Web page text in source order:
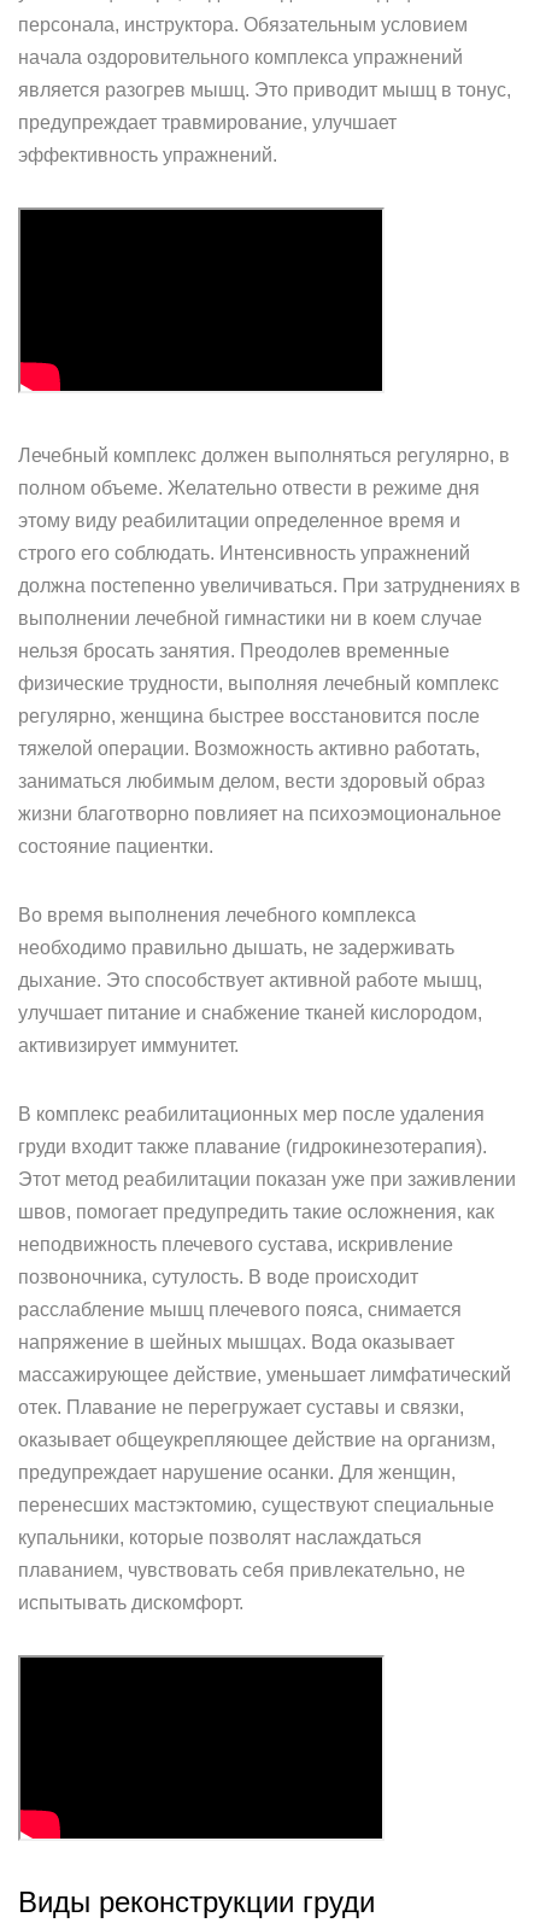
персонала, инструктора. Обязательным условием
начала оздоровительного комплекса упражнений
является разогрев мышц. Это приводит мышц в тонус,
предупреждает травмирование, улучшает
эффективность упражнений.
Лечебный комплекс должен выполняться регулярно, в
полном объеме. Желательно отвести в режиме дня
этому виду реабилитации определенное время и
строго его соблюдать. Интенсивность упражнений
должна постепенно увеличиваться. При затруднениях в
выполнении лечебной гимнастики ни в коем случае
нельзя бросать занятия. Преодолев временные
физические трудности, выполняя лечебный комплекс
регулярно, женщина быстрее восстановится после
тяжелой операции. Возможность активно работать,
заниматься любимым делом, вести здоровый образ
жизни благотворно повлияет на психоэмоциональное
состояние пациентки.
Во время выполнения лечебного комплекса
необходимо правильно дышать, не задерживать
дыхание. Это способствует активной работе мышц,
улучшает питание и снабжение тканей кислородом,
активизирует иммунитет.
В комплекс реабилитационных мер после удаления
груди входит также плавание (гидрокинезотерапия).
Этот метод реабилитации показан уже при заживлении
швов, помогает предупредить такие осложнения, как
неподвижность плечевого сустава, искривление
позвоночника, сутулость. В воде происходит
расслабление мышц плечевого пояса, снимается
напряжение в шейных мышцах. Вода оказывает
массажирующее действие, уменьшает лимфатический
отек. Плавание не перегружает суставы и связки,
оказывает общеукрепляющее действие на организм,
предупреждает нарушение осанки. Для женщин,
перенесших мастэктомию, существуют специальные
купальники, которые позволят наслаждаться
плаванием, чувствовать себя привлекательно, не
испытывать дискомфорт.
Виды реконструкции груди